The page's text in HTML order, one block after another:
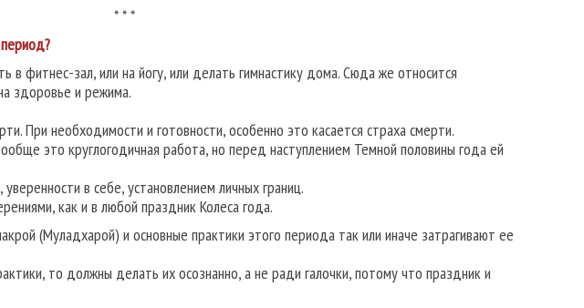
* * *
фитнес-зал, или на йогу, или делать гимнастику дома. Сюда же относится
здоровье и режима.
При необходимости и готовности, особенно это касается страха смерти.
это круглогодичная работа, но перед наступлением Темной половины года ей
в себе, установлением личных границ.
как и в любой праздник Колеса года.
(Муладхарой) и основные практики этого периода так или иначе затрагивают ее
то должны делать их осознанно, а не ради галочки, потому что праздник и